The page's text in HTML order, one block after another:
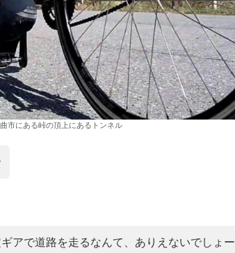
市にある峠の頂上にあるトンネル
ギアで道路を走るなんて、ありえないでしょー